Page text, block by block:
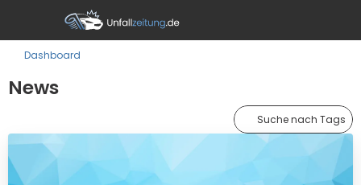
Dashboard
News
Suche nach Tags